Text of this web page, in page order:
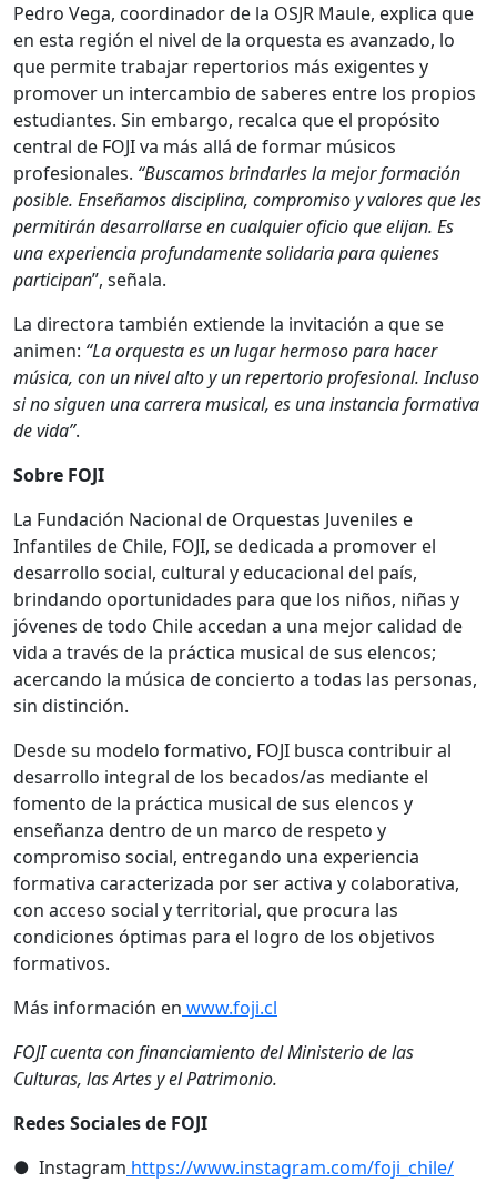
Pedro Vega, coordinador de la OSJR Maule, explica que
en esta región el nivel de la orquesta es avanzado, lo
que permite trabajar repertorios más exigentes y
promover un intercambio de saberes entre los propios
estudiantes. Sin embargo, recalca que el propósito
central de FOJI va más allá de formar músicos
profesionales. “Buscamos brindarles la mejor formación
posible. Enseñamos disciplina, compromiso y valores que les
permitirán desarrollarse en cualquier oficio que elijan. Es
una experiencia profundamente solidaria para quienes
participan”, señala.
La directora también extiende la invitación a que se
animen: “La orquesta es un lugar hermoso para hacer
música, con un nivel alto y un repertorio profesional. Incluso
si no siguen una carrera musical, es una instancia formativa
de vida”.
Sobre FOJI
La Fundación Nacional de Orquestas Juveniles e
Infantiles de Chile, FOJI, se dedicada a promover el
desarrollo social, cultural y educacional del país,
brindando oportunidades para que los niños, niñas y
jóvenes de todo Chile accedan a una mejor calidad de
vida a través de la práctica musical de sus elencos;
acercando la música de concierto a todas las personas,
sin distinción.
Desde su modelo formativo, FOJI busca contribuir al
desarrollo integral de los becados/as mediante el
fomento de la práctica musical de sus elencos y
enseñanza dentro de un marco de respeto y
compromiso social, entregando una experiencia
formativa caracterizada por ser activa y colaborativa,
con acceso social y territorial, que procura las
condiciones óptimas para el logro de los objetivos
formativos.
Más información en www.foji.cl
FOJI cuenta con financiamiento del Ministerio de las
Culturas, las Artes y el Patrimonio.
Redes Sociales de FOJI
● Instagram https://www.instagram.com/foji_chile/